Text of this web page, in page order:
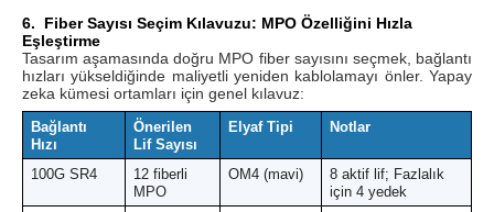
6.
Fiber Sayısı Seçim Kılavuzu: MPO Özelliğini Hızla
Eşleştirme
Tasarım aşamasında doğru MPO fiber sayısını seçmek, bağlantı
hızları yükseldiğinde maliyetli yeniden kablolamayı önler. Yapay
zeka kümesi ortamları için genel kılavuz:
Bağlantı
Hızı
Önerilen
Lif Sayısı
Elyaf Tipi Notlar
100G SR4
12 fiberli
MPO
OM4 (mavi)
8 aktif lif; Fazlalık
için 4 yedek